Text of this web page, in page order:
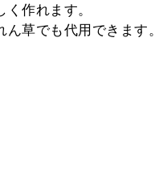
作れます。
草でも代用できます。